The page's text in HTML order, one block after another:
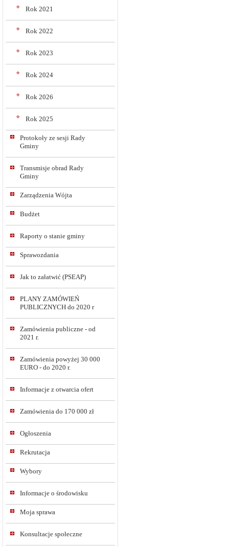
Rok 2021
Rok 2022
Rok 2023
Rok 2024
Rok 2026
Rok 2025
Protokoły ze sesji Rady
Gminy
Transmisje obrad Rady
Gminy
Zarządzenia Wójta
Budżet
Raporty o stanie gminy
Sprawozdania
Jak to załatwić (PSEAP)
PLANY ZAMÓWIEŃ
PUBLICZNYCH do 2020 r
Zamówienia publiczne - od
2021 r.
Zamówienia powyżej 30 000
EURO - do 2020 r.
Informacje z otwarcia ofert
Zamówienia do 170 000 zł
Ogłoszenia
Rekrutacja
Wybory
Informacje o środowisku
Moja sprawa
Konsultacje społeczne